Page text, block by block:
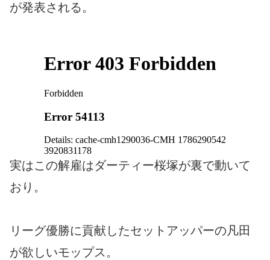
が発表される。
実はこの解雇はダーティー桜塚が裏で動いて
おり。
リーグ優勝に貢献したセットアッパーの凡田
が欲しいモップス。